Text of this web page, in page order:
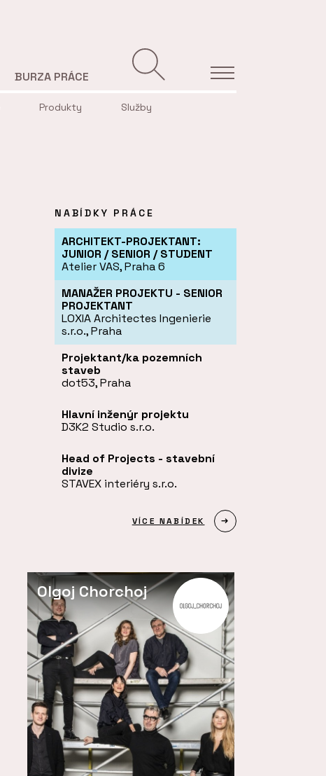
Produkty Služby
BURZA PRÁCE
NABÍDKY PRÁCE
ARCHITEKT-PROJEKTANT:
JUNIOR / SENIOR / STUDENT
Atelier VAS, Praha 6
MANAŽER PROJEKTU - SENIOR
PROJEKTANT
LOXIA Architectes Ingenierie
s.r.o., Praha
Projektant/ka pozemních
staveb
dot53, Praha
Hlavní inženýr projektu
D3K2 Studio s.r.o.
Head of Projects - stavební
divize
STAVEX interiéry s.r.o.
VÍCE NABÍDEK
Olgoj Chorchoj